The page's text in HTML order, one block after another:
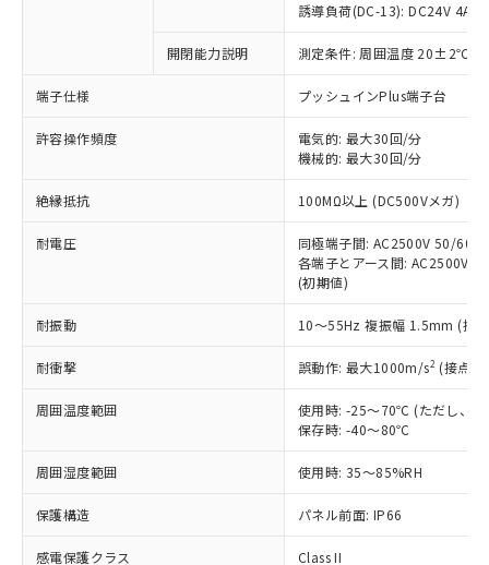
誘導負荷(DC-13): DC24V 4A/
開閉能力説明 測定条件: 周囲温度 20±2℃、
端子仕様 プッシュインPlus端子台
許容操作頻度
電気的: 最大30回/分
機械的: 最大30回/分
絶縁抵抗 100MΩ以上 (DC500Vメガ)
耐電圧
同極端子間: AC2500V 50/
各端子とアース間: AC2500V
(初期値)
耐振動 10～55Hz 複振幅 1.5mm (接
耐衝撃 誤動作: 最大1000m/s2 (接点
周囲温度範囲
使用時: -25～70℃ (ただし、氷
保存時: -40～80℃
周囲湿度範囲 使用時: 35～85%RH
保護構造 パネル前面: IP66
感電保護クラス Class II
以下の条件をお読みいただき、同意のうえ
本サービスは、当社制御機器事業取扱
商品の当社在庫状況および標準価格
(税抜)を提供させていただくもので
当社制御機器事業取扱商品の中には、
本サービスの対象外となる商品もある
ことをご了承ください。
在庫状況および標準価格照会結果は、
記載している更新日時点での社内デー
タに基づき作成されるものであり、閲
覧された時点での実際の在庫および標
準価格とは異なる場合があることをご
正式な納期状況および標準価格はお客
様のお取引先、またはお客様担当のオ
ムロン制御機器販売店・当社販売員に
オムロン制御機器販売店や当社販売拠
販売ネットワーク
」をご確認
ください。
対応予定なし：EU RoHS指令（10物質）の
非含有に非対応の商品で、対応品を出す予
調査・確認中：EU RoHS指令（10物質）の
非含有の対応状況を調査中または確認中の
商品です。
害物質有無と関係のない商品です。
仕入先様の事情により、非含有部品として
いたものが、含有品と判明した場合などや
むを得ず変更することがあります。
鉛(Pb) 1000ppm以下、 水銀(Hg) 1000ppm以下、 カド
六価クロム(Cr(Ⅵ)) 1000ppm以下、ポリ臭化ビフェニル
類(PBB) 1000ppm以下、ポリ臭化ジフェニルエーテル類
(PBDE) 1000ppm以下、フタル酸ビス(2-エチルヘキシ
ル) (DEHP)(別名：DOP) 1000ppm以下、フタル酸ブチ
ルベンジル（BBP） 1000ppm以下、フタル酸ジブチル
（DBP） 1000ppm以下、フタル酸ジイソブチル
但し、RoHS指令で産業用監視および制御機器に対する
フタル酸エステル類の４物質については閾値を超える意
図的な使用がないことを確認しています。
「○」：最大均質材料含有率が中国RoHSの
基準値以下であることを示します。
「×」：最大均質材料含有率が中国RoHSの
基準値を超えていることを示します。
「－」：未確認です。当社販売部門へお問
*中国RoHS10物質の基準値 (GB/T26572)：
Pb(鉛) :1000ppm、 Hg(水銀) : 1000ppm、 Cd(カドミウ
Cr(Ⅵ)(六価クロム) : 1000ppm、 PBBs(ポリ臭化ビフェ
ニル類) : 1000ppm、 PBDEs(ポリ臭化ジフェニルエーテ
ル類) : 1000ppm、
DBP(フタル酸ジブチル) : 1000ppm、 DIBP(フタル酸ジ
DEHP(フタル酸ビス(2-エチルヘキシル)) : 1000ppm
当社は、これら貴社製品のうち、外国
為替および外国貿易法に定める商品
（以下｢規制貨物等」という）を輸出
または国外への提供する場合は、日本
国政府の輸出許可(または役務取引許
可)を取得するなどの必要な手続きを
当社は規制貨物を破棄する場合は、完
全に破砕するなど、違法に輸出されな
いよう必要な手段を講じます。
当社は貴社製品を、核兵器、ミサイ
ル、化学兵器、生物兵器またはその他
武器並びにこれらの製造装置等に一切
一定数以上の在庫あり
一定数には満たないが在庫あり
在庫なし(最新の在庫状況につ
いては、お客様のお取引先、ま
たはお客様担当のオムロン制御